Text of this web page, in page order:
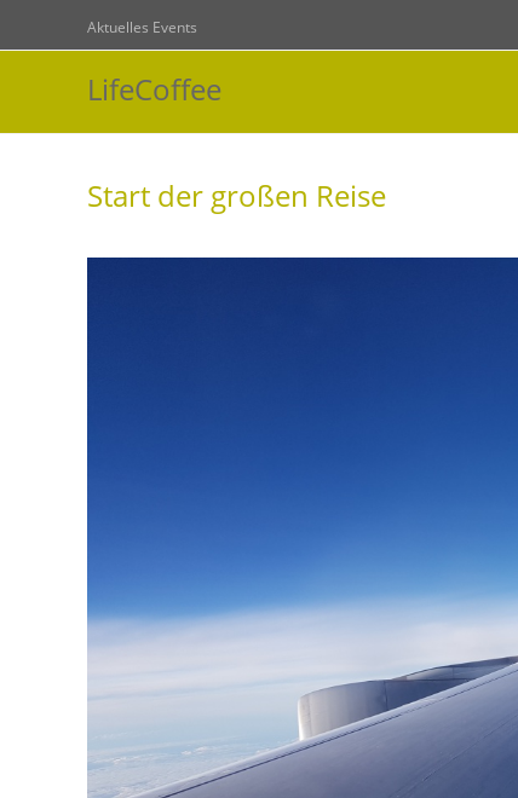
Inhalt
Aktuelles Events
LifeCoffee
Start der großen Reise